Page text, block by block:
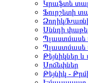
Կրաֆտե
Ֆուրշետի
Ձողիկ/
Սննդի
Պլաստմասե
Պլաստմասե
Թեյնիկներ և
Սրճեփներ
Թեյնիկ -